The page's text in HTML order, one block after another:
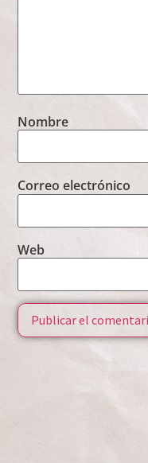
Nombre
Correo electrónico
Web